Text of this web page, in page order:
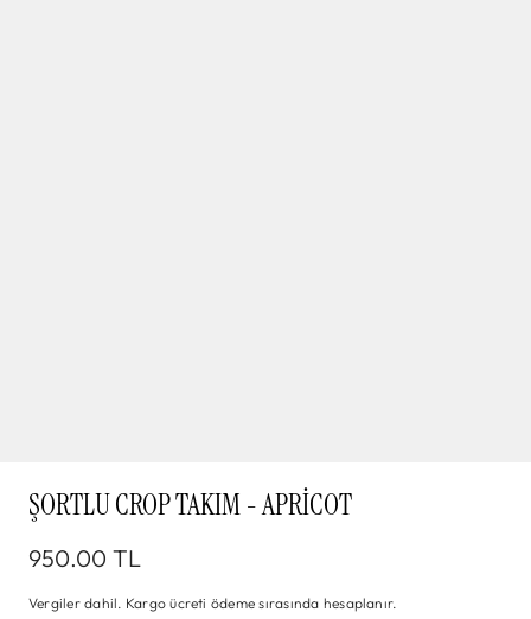
ŞORTLU CROP TAKIM - APRICOT
950.00 TL
Vergiler dahil. Kargo ücreti ödeme sırasında hesaplanır.